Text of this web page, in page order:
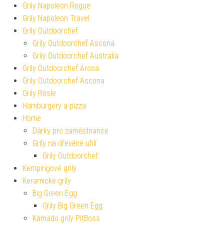
Grily Napoleon Rogue
Grily Napoleon Travel
Grily Outdoorchef
Grily Outdoorchef Ascona
Grily Outdoorchef Australia
Grily Outdoorchef Arosa
Grily Outdoorchef Ascona
Grily Rösle
Hamburgery a pizza
Home
Dárky pro zaměstnance
Grily na dřevěné uhlí
Grily Outdoorchef
Kempingové grily
Keramické grily
Big Green Egg
Grily Big Green Egg
Kamado grily PitBoss